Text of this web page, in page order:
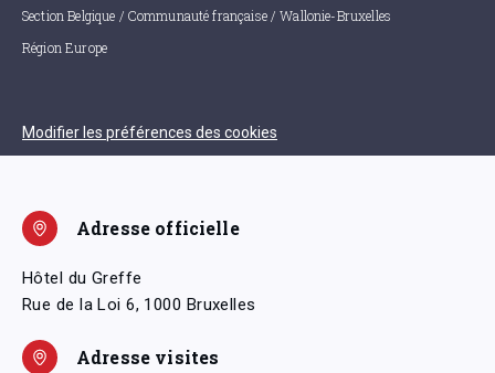
Section Belgique / Communauté française / Wallonie-Bruxelles
Région Europe
Modifier les préférences des cookies
Adresse officielle
Hôtel du Greffe
Rue de la Loi 6, 1000 Bruxelles
Adresse visites